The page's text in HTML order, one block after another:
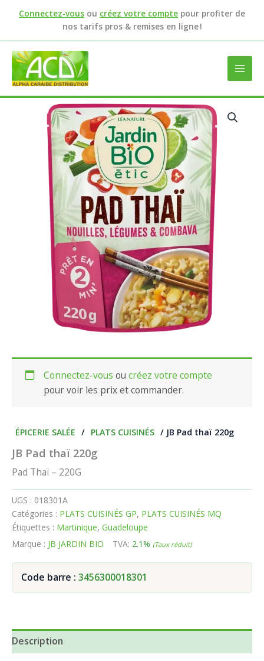
Connectez-vous ou créez votre compte pour profiter de
nos tarifs pros & remises en ligne !
Connectez-vous oucréez votre compte
pour voir les prix et commander.
ÉPICERIE SALÉE / PLATS CUISINÉS / JB Pad thaï 220g
JB Pad thaï 220g
Pad Thaï – 220G
UGS : 018301A
Catégories : PLATS CUISINÉS GP, PLATS CUISINÉS MQ
Étiquettes : Martinique, Guadeloupe
Marque : JB JARDIN BIO TVA: 2.1% (Taux réduit)
Code barre : 3456300018301
Description